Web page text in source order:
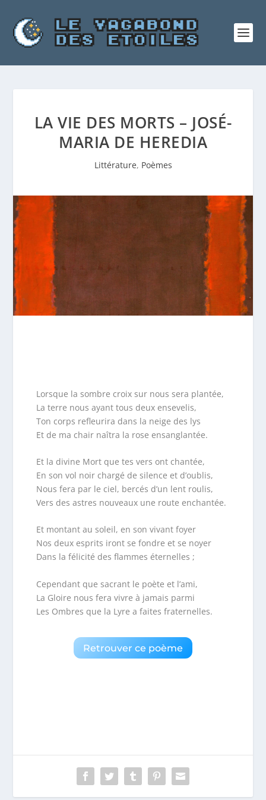
LA VIE DES MORTS – JOSÉ-
MARIA DE HEREDIA
Littérature, Poèmes
Lorsque la sombre croix sur nous sera plantée,
La terre nous ayant tous deux ensevelis,
Ton corps refleurira dans la neige des lys
Et de ma chair naîtra la rose ensanglantée.
Et la divine Mort que tes vers ont chantée,
En son vol noir chargé de silence et d’oublis,
Nous fera par le ciel, bercés d’un lent roulis,
Vers des astres nouveaux une route enchantée.
Et montant au soleil, en son vivant foyer
Nos deux esprits iront se fondre et se noyer
Dans la félicité des flammes éternelles ;
Cependant que sacrant le poète et l’ami,
La Gloire nous fera vivre à jamais parmi
Les Ombres que la Lyre a faites fraternelles.
Retrouver ce poème